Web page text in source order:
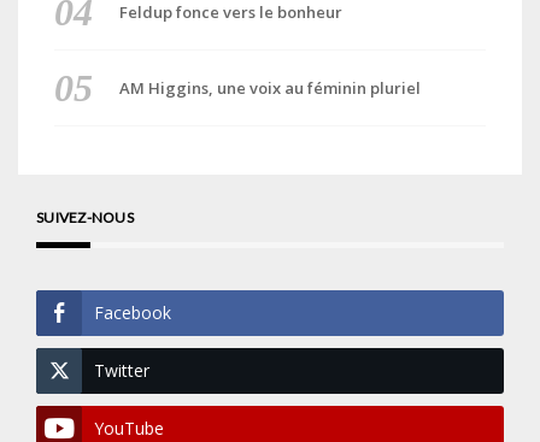
Feldup fonce vers le bonheur
AM Higgins, une voix au féminin pluriel
SUIVEZ-NOUS
Facebook
Twitter
YouTube